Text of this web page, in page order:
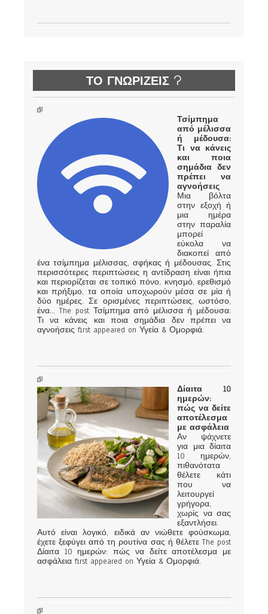
ΤΟ ΓΝΩΡΙΖΕΙΣ ?
Τσίμπημα
από μέλισσα
ή μέδουσα:
Τι να κάνεις
και ποια
σημάδια δεν
πρέπει να
αγνοήσεις
Μια βόλτα
στην εξοχή ή
μια ημέρα
στην παραλία
μπορεί
εύκολα να
διακοπεί από
ένα τσίμπημα μέλισσας, σφήκας ή μέδουσας. Στις
περισσότερες περιπτώσεις η αντίδραση είναι ήπια
και περιορίζεται σε τοπικό πόνο, κνησμό, ερεθισμό
και πρήξιμο, τα οποία υποχωρούν μέσα σε μία ή
δύο ημέρες. Σε ορισμένες περιπτώσεις, ωστόσο,
ένα... The post Τσίμπημα από μέλισσα ή μέδουσα:
Τι να κάνεις και ποια σημάδια δεν πρέπει να
αγνοήσεις first appeared on Υγεία & Ομορφιά.
Δίαιτα 10
ημερών:
πώς να δείτε
αποτέλεσμα
με ασφάλεια
Αν ψάχνετε
για μια δίαιτα
10 ημερών,
πιθανότατα
θέλετε κάτι
που να
λειτουργεί
γρήγορα,
χωρίς να σας
εξαντλήσει.
Αυτό είναι λογικό, ειδικά αν νιώθετε φούσκωμα,
έχετε ξεφύγει από τη ρουτίνα σας ή θέλετε The post
Δίαιτα 10 ημερών: πώς να δείτε αποτέλεσμα με
ασφάλεια first appeared on Υγεία & Ομορφιά.